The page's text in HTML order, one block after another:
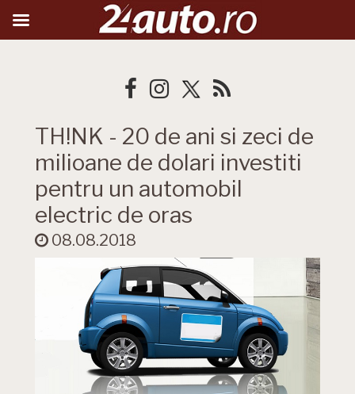
TH!NK - 20 de ani si zeci de
milioane de dolari investiti
pentru un automobil
electric de oras
08.08.2018